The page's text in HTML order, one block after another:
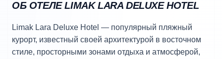
ОБ ОТЕЛЕ LIMAK LARA DELUXE HOTEL
Limak Lara Deluxe Hotel — популярный пляжный
курорт, известный своей архитектурой в восточном
стиле, просторными зонами отдыха и атмосферой,